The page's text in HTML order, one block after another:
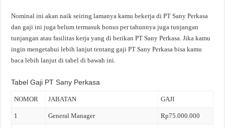
Nominal ini akan naik seiring lamanya kamu bekerja di PT Sany Perkasa
dan gaji ini juga belum termasuk bonus per tahunnya juga tunjangan
tunjangan atau fasilitas kerja yang di berikan PT Sany Perkasa. Jika kamu
ingin mengetahui lebih lanjut tentang gaji PT Sany Perkasa bisa kamu
baca lebih lanjut di tabel di bawah ini.
Tabel Gaji PT Sany Perkasa
NOMOR JABATAN GAJI
1 General Manager Rp75.000.000